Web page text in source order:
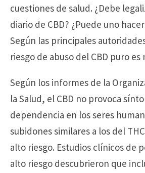
cuestiones de salud. ¿Debe
diario de CBD? ¿Puede uno
Según las principales
riesgo de abuso del CBD puro es
Según los informes de la
la Salud, el CBD no provoca
dependencia en los seres
subidones similares a los del
alto riesgo. Estudios clínicos de
alto riesgo descubrieron que